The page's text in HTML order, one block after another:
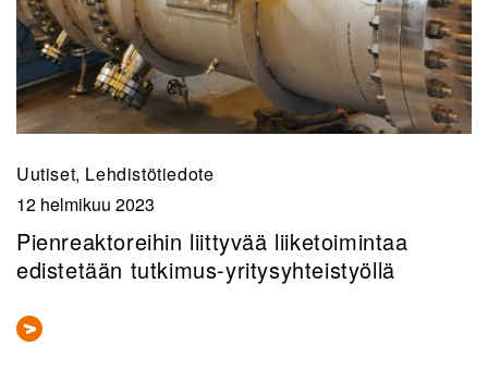
Uutiset, Lehdistötiedote
12 helmikuu 2023
Pienreaktoreihin liittyvää liiketoimintaa
edistetään tutkimus-yritysyhteistyöllä